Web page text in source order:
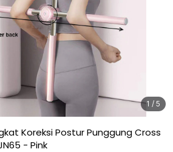
1 / 5
Koreksi Postur Punggung Cross
- Pink